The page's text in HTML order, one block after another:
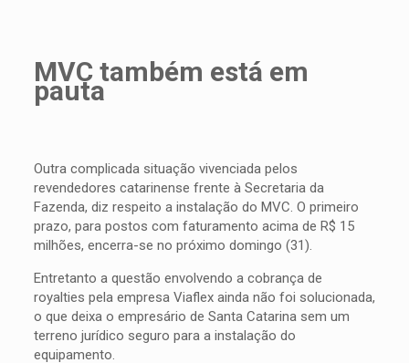
MVC também está em
pauta
Outra complicada situação vivenciada pelos
revendedores catarinense frente à Secretaria da
Fazenda, diz respeito a instalação do MVC. O primeiro
prazo, para postos com faturamento acima de R$ 15
milhões, encerra-se no próximo domingo (31).
Entretanto a questão envolvendo a cobrança de
royalties pela empresa Viaflex ainda não foi solucionada,
o que deixa o empresário de Santa Catarina sem um
terreno jurídico seguro para a instalação do
equipamento.